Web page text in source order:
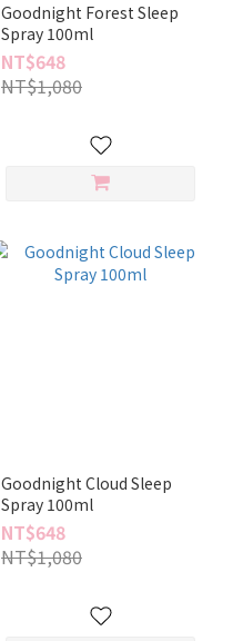
Goodnight Forest Sleep
Spray 100ml
NT$648
NT$1,080
Goodnight Cloud Sleep
Spray 100ml
NT$648
NT$1,080